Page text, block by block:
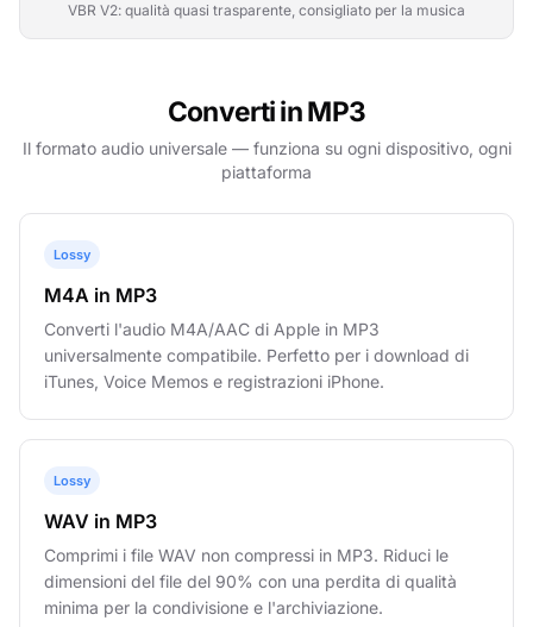
VBR V2: qualità quasi trasparente, consigliato per la musica
Converti in MP3
Il formato audio universale — funziona su ogni dispositivo, ogni
piattaforma
Lossy
M4A in MP3
Converti l'audio M4A/AAC di Apple in MP3
universalmente compatibile. Perfetto per i download di
iTunes, Voice Memos e registrazioni iPhone.
Lossy
WAV in MP3
Comprimi i file WAV non compressi in MP3. Riduci le
dimensioni del file del 90% con una perdita di qualità
minima per la condivisione e l'archiviazione.